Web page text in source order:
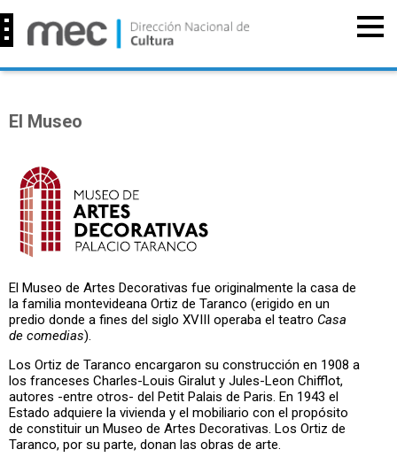
El Museo
El Museo de Artes Decorativas fue originalmente la casa de
la familia montevideana Ortiz de Taranco (erigido en un
predio donde a fines del siglo XVIII operaba el teatro Casa
de comedias).
Los Ortiz de Taranco encargaron su construcción en 1908 a
los franceses Charles-Louis Giralut y Jules-Leon Chifflot,
autores -entre otros- del Petit Palais de Paris. En 1943 el
Estado adquiere la vivienda y el mobiliario con el propósito
de constituir un Museo de Artes Decorativas. Los Ortiz de
Taranco, por su parte, donan las obras de arte.